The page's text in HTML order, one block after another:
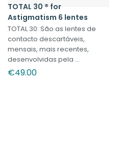
TOTAL 30 ® for
Astigmatism 6 lentes
TOTAL 30: São as lentes de
contacto descartáveis,
mensais, mais recentes,
desenvolvidas pela ...
€49.00